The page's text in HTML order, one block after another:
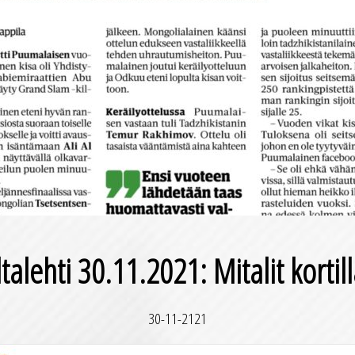
30.11.2021: Mitalit
30-11-2121